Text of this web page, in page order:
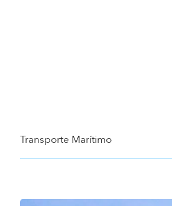
Transporte Marítimo